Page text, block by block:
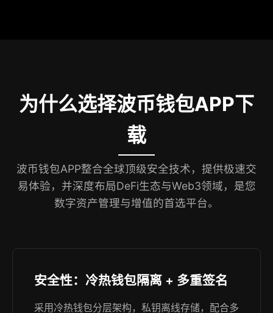
为什么选择波币钱包APP下
载
波币钱包APP整合全球顶级安全技术，提供极速交
易体验，并深度布局DeFi生态与Web3领域，是您
数字资产管理与增值的首选平台。
安全性：冷热钱包隔离 + 多重签名
采用冷热钱包分层架构，私钥离线存储，配合多